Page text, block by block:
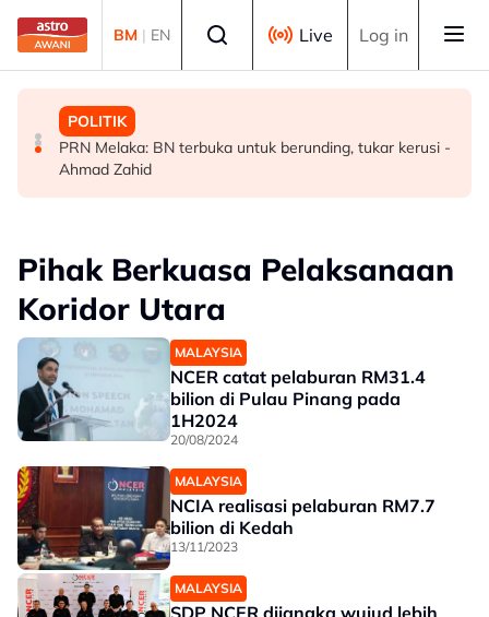
Skip to main content
BM | EN Live Log in
MALAYSIA
Malaysia bakal bina kilang fraksinasi plasma sendiri
dalam tempoh lima tahun - KKM
MALAYSIA
Rundingan import udang Thailand dijangka selesai
pertengahan bulan ini - Mohamad
POLITIK
PRN Melaka: BN terbuka untuk berunding, tukar kerusi -
Ahmad Zahid
Pihak Berkuasa Pelaksanaan
Koridor Utara
MALAYSIA
NCER catat pelaburan RM31.4
bilion di Pulau Pinang pada
1H2024
20/08/2024
MALAYSIA
NCIA realisasi pelaburan RM7.7
bilion di Kedah
13/11/2023
MALAYSIA
SDP NCER dijangka wujud lebih